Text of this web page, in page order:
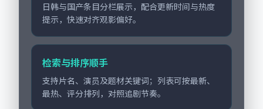
日韩与国产条目分栏展示，配合更新时间与热度
提示，快速对齐观影偏好。
检索与排序顺手
支持片名、演员及题材关键词；列表可按最新、
最热、评分排列，对照追剧节奏。